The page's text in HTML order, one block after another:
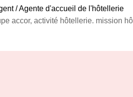
/ Agente d'accueil de l'hôtellerie
accor, activité hôtellerie. mission